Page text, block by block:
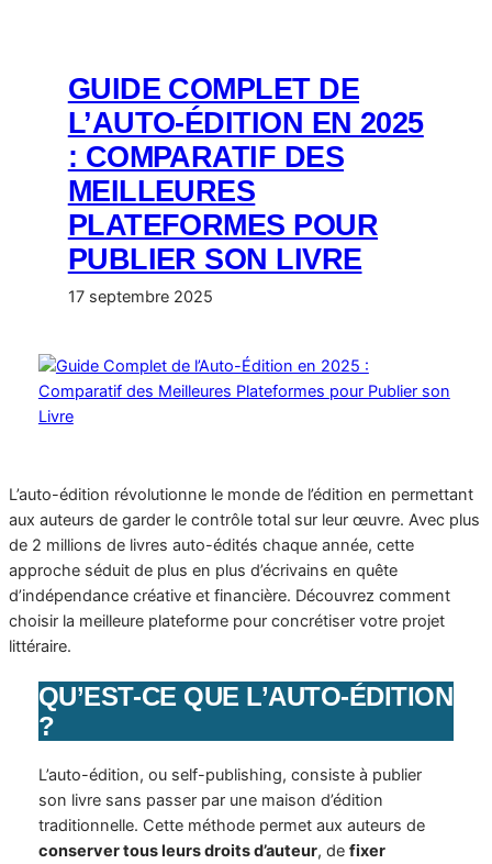
GUIDE COMPLET DE
L’AUTO-ÉDITION EN 2025
: COMPARATIF DES
MEILLEURES
PLATEFORMES POUR
PUBLIER SON LIVRE
17 septembre 2025
L’auto-édition révolutionne le monde de l’édition en permettant
aux auteurs de garder le contrôle total sur leur œuvre. Avec plus
de 2 millions de livres auto-édités chaque année, cette
approche séduit de plus en plus d’écrivains en quête
d’indépendance créative et financière. Découvrez comment
choisir la meilleure plateforme pour concrétiser votre projet
littéraire.
QU’EST-CE QUE L’AUTO-ÉDITION
?
L’auto-édition, ou self-publishing, consiste à publier
son livre sans passer par une maison d’édition
traditionnelle. Cette méthode permet aux auteurs de
conserver tous leurs droits d’auteur, de fixer